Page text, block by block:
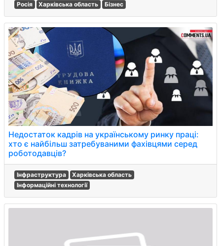
Росія Харківська область Бізнес
Недостаток кадрів на українському ринку праці:
хто є найбільш затребуваними фахівцями серед
роботодавців?
Інфраструктура
Харківська область
Інформаційні технології